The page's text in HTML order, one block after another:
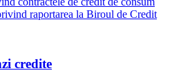
raportarea la Biroul de Credit
credite